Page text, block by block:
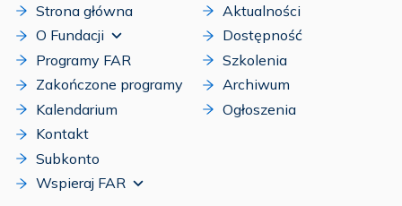
Strona główna
O Fundacji
Programy FAR
Zakończone programy
Kalendarium
Kontakt
Subkonto
Wspieraj FAR
Aktualności
Dostępność
Szkolenia
Archiwum
Ogłoszenia